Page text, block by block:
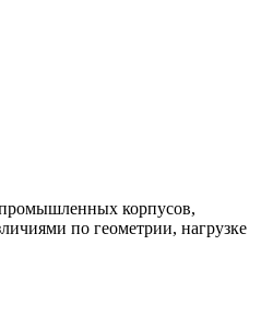
корпусов,
по геометрии, нагрузке